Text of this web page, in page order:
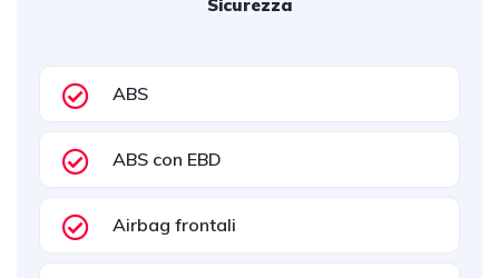
Sicurezza
ABS
ABS con EBD
Airbag frontali